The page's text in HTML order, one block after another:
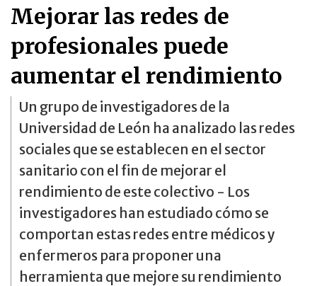
Mejorar las redes de
profesionales puede
aumentar el rendimiento
Un grupo de investigadores de la
Universidad de León ha analizado las redes
sociales que se establecen en el sector
sanitario con el fin de mejorar el
rendimiento de este colectivo - Los
investigadores han estudiado cómo se
comportan estas redes entre médicos y
enfermeros para proponer una
herramienta que mejore su rendimiento